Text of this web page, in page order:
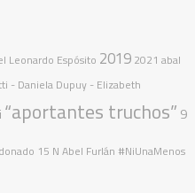
Leonardo Espósito 2019 2021 abal
- Daniela Dupuy - Elizabeth
“aportantes truchos” 9
15 N Abel Furlán #NiUnaMenos